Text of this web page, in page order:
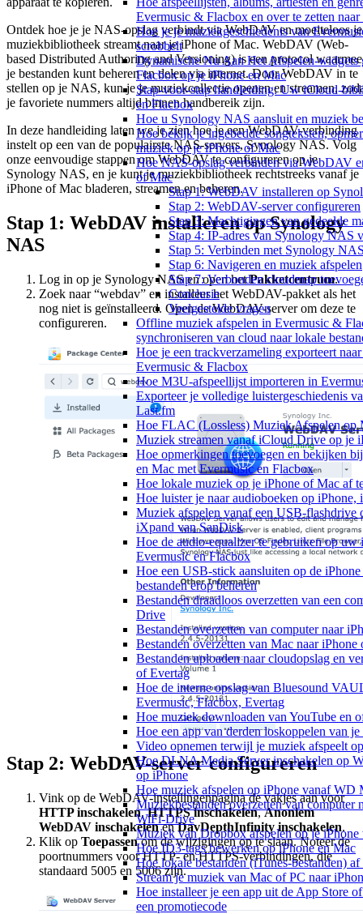
Evermusic & Flacbox en over te zetten naar
Hoe je je muziekgeschiedenis van
scrobbelt
Dynamische Nu Aan Het Afspelen-widgets
Flacbox op je iPhone en Mac
Stap-voor-stap handleiding: Uw iCloud-
en Flacbox
Hoe u Synology NAS aansluit en muziek
Hoe bekijk je ingebedde songteksten,
muziek op je iPhone of Mac
Hoe NAS-opslag verbinden via WebDAV
of Mac
Stap 1: WebDAV installeren op
Stap 2: WebDAV-server configureren
Stap 3: Machtigingen van gedeelde
Stap 4: IP-adres van Synology NAS
Stap 5: Verbinden met Synology
Stap 6: Navigeren en muziek afspelen
Stap 7: Verbonden cloudmap
Conclusie
Veelgestelde vragen
Offline muziek afspelen in Evermusic &
synchroniseren van cloud naar lokale
Hoe je een trackverzameling exporteert
Evermusic & Flacbox
Hoe M3U-afspeellijst importeren in
Exporteer je volledige luistergeschiedenis
Last.fm
Hoe FLAC (Lossless) Muziek Afspelen op
Muziek streamen vanaf iCloud Drive op je
Hoe opmerkingen toevoegen en bekijken
en Mac met Evermusic en Flacbox
Hoe lokale muziek op je iPhone of Mac af
Hoe luister je naar audioboeken op iPhone,
Muziek afspelen vanaf een USB-flashdrive
iXpand van SanDisk
Hoe de audio-equalizer te gebruiken op uw
Evermusic en Flacbox
Hoe een USB-stick aansluiten op de
bestanden erop beheren
Bestanden draadloos overzetten van een
Drive
Bestanden overzetten van computer naar
Bestanden overzetten van Mac naar
Bestanden uploaden naar cloudopslag en
of Evertag
Hoe de interne opslag van Bluesound
Evermusic, Flacbox, Evertag
Hoe muziek downloaden van YouTube en
Hoe een app van derden loskoppelen van
Video opnemen terwijl je muziek afspeelt
Hoe DLNA Media Server inschakelen op
op iPhone
Hoe muziek afspelen op iPhone vanaf WD
Muziekbestanden overzetten van computer
WiFi-Drive
Muziek van Dropbox afspelen op je
Hoe ID3-tags bewerken op iPhone en Mac
Hoe lokale bestanden (iTunes-bestanden)
Stream je muziek van Mac of PC naar
Hoe installeer je een app uit de App Store
een promotiecode
Ontdek hoe je je NAS-opslag verbindt via WebDAV en moeiteloos je
muziekbibliotheek streamt naar je iPhone of Mac. WebDAV (Web-
based Distributed Authoring and Versioning) is een protocol waarmee
je bestanden kunt beheren en delen via internet. Door WebDAV in te
stellen op je NAS, kun je je muziekcollectie openen en streamen,
je favoriete nummers altijd binnen handbereik zijn.
In deze handleiding laten we je zien hoe je een WebDAV-verbinding
instelt op een van de populairste NAS-servers, Synology NAS. Volg
onze eenvoudige stappen om WebDAV te configureren op je
Synology NAS, en je kunt je muziekbibliotheek rechtstreeks vanaf je
iPhone of Mac bladeren, streamen en beheren.
Stap 1: WebDAV installeren op Synology
NAS
Log in op je Synology NAS en open hetPakketcentrum.
Zoek naar “webdav” en installeer het WebDAV-pakket als het
nog niet is geïnstalleerd. Open de WebDAV-server om deze te
configureren.
Stap 2: WebDAV-server configureren
Vink op de WebDAV-instellingenpagina de vakjes aan voor
HTTP inschakelen,HTTPS inschakelen,Anoniem
WebDAV inschakelenenDavDepthInfinity inschakelen.
Klik op Toepassenom de wijzigingen op te slaan. Noteer de
poortnummers voor HTTP- en HTTPS-verbindingen, die
standaard 5005 en 5006 zijn.